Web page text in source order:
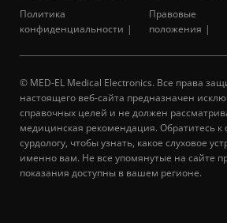
Политика
конфиденциальности
Правовые
положения
© MED-EL Medical Electronics. Все права
настоящего веб-сайта предназначен
справочных целей и не должен
медицинская рекомендация. Обратитесь к
сурдологу, чтобы узнать, какое слуховое
именно вам. Не все упомянутые на сайте
показания доступны в вашем регионе.